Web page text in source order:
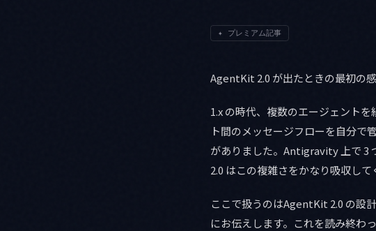
✦ プレミアム記事
AgentKit 2.0 が出たときの最初の
1.x の時代、複数のエージェント
ト間のメッセージフローを自分で
がありました。Antigravity 上で 3
2.0 はこの複雑さをかなり吸収して
ここで扱うのはAgentKit 2.0 の設
にお伝えします。これを読み終わ